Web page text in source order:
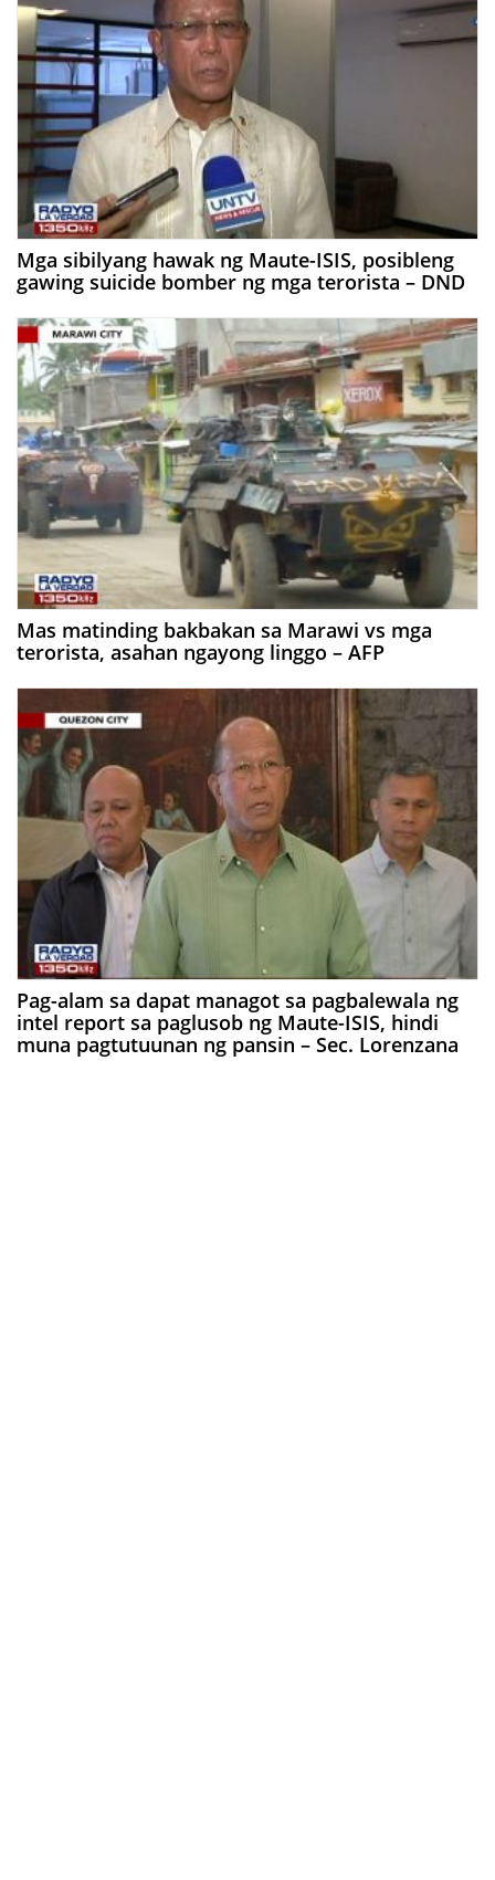
Mga sibilyang hawak ng Maute-ISIS, posibleng
gawing suicide bomber ng mga terorista – DND
Mas matinding bakbakan sa Marawi vs mga
terorista, asahan ngayong linggo – AFP
Pag-alam sa dapat managot sa pagbalewala ng
intel report sa paglusob ng Maute-ISIS, hindi
muna pagtutuunan ng pansin – Sec. Lorenzana